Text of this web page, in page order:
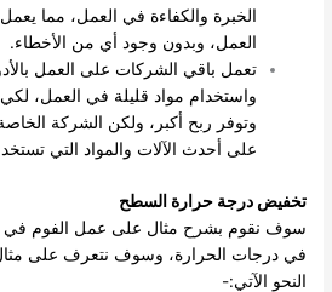
الخبرة والكفاءة في العمل، مما
العمل، وبدون وجود أي من الأخطاء.
تعمل باقي الشركات على العمل
واستخدام مواد قليلة في العمل،
وتوفر ربح أكبر، ولكن الشركة
على أحدث الآلات والمواد التي
تخفيض درجة حرارة السطح
سوف نقوم بشرح مثال على عمل الفوم في
في درجات الحرارة، وسوف نتعرف على
النحو الآتي:-